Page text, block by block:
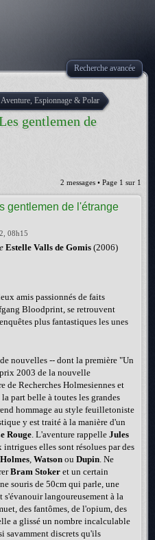
Recherche avancée
Aventure, Espionnage & Polar
gentlemen de
2 messages • Page 1 sur 1
gentlemen de l'étrange
08h15
Estelle Valls de Gomis (2006)
amis passionnés de faits
Bloodprint, se retrouvent
plus fantastiques les unes
nouvelles -- dont la première "Un
2003 de la nouvelle
de Recherches Holmesiennes et
part belle à toutes les grandes
hommage au style feuilletoniste
y est traité à la manière d'un
Rouge. L'aventure rappelle Jules
intrigues elles sont résolues par des
Holmes, Watson ou Dupin. Ne
Bram Stoker et un certain
souris de 50cm qui parle, une
langoureusement à la
des fantômes, de l'opium, des
a glissé un nombre incalculable
savamment discrets qu'ils